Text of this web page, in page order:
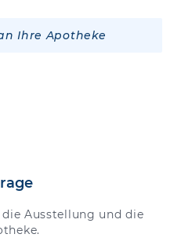
Ihre Apotheke
Ausstellung und die